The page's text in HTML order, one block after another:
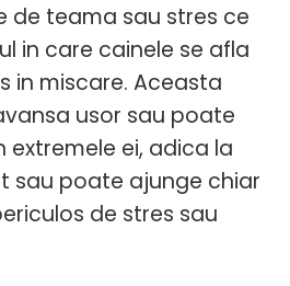
de teama sau stres ce
in care cainele se afla
in miscare. Aceasta
usor sau poate
extremele ei, adica la
sau poate ajunge chiar
de stres sau